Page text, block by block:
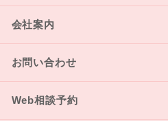
会社案内
お問い合わせ
Web相談予約